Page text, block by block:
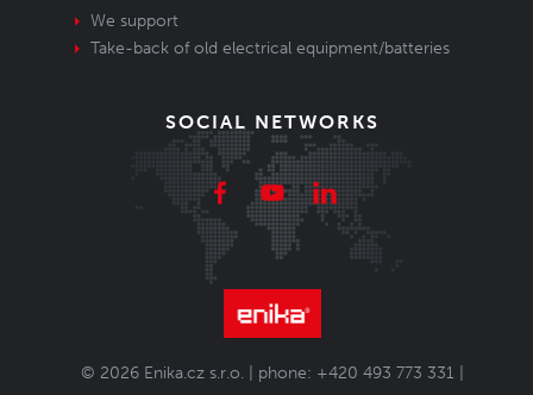
We support
Take-back of old electrical equipment/batteries
SOCIAL NETWORKS
© 2026 Enika.cz s.r.o. | phone: +420 493 773 331 |